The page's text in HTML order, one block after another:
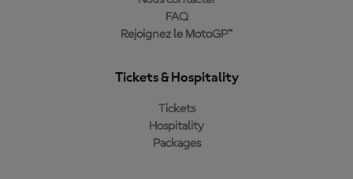
FAQ
Rejoignez le MotoGP™
Tickets & Hospitality
Tickets
Hospitality
Packages